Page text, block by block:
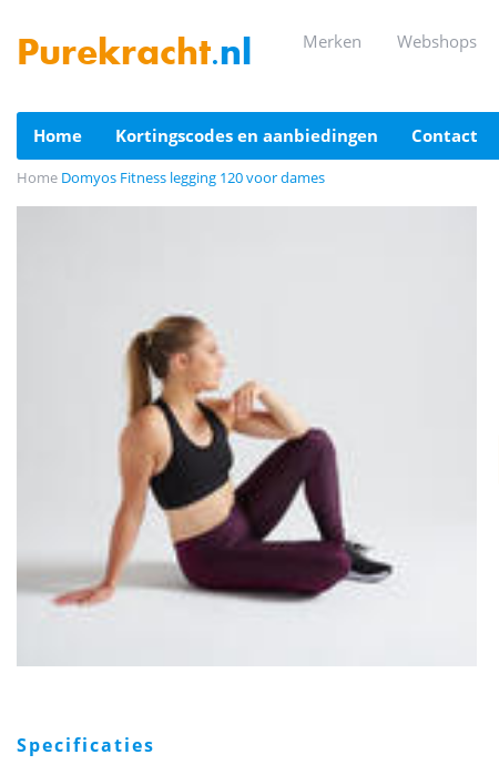
Purekracht.nl merken webshops
home kortingscodes en aanbiedingen contact
Home Domyos Fitness legging 120 voor dames
specificaties